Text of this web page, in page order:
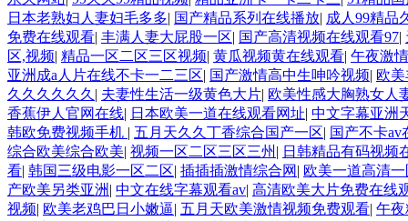
日本老熟妇人妻妇毛多多| 国产精品系列在线播放| 成人99精品
免费在线观看| 丰满人妻大屁股一区| 国产高清视频在线观看97|
区,视频| 精品一区二区三区视频| 黄瓜视频黄在线观看| 午夜激
亚洲成a人片在线不卡一二三区| 国产激情高中生呻吟视频| 欧美
久久久久久久 | 夫妻性生活一级黄色大片| 欧美性感大胸熟女人
香蕉伊人官网在线| 日本欧美一道在线观看网址| 中文字幕亚洲
韩欧免费视频手机 | 五月天久久丁香综合国产一区| 国产不卡av
综合欧美综合欧美| 视频一区二区三区三州 | 日韩精品有码视频
看| 韩国三级电影一区二区| 插插插激情综合网 | 欧美一道高清
产欧美另类亚洲 | 中文在线字幕观看av| 高清欧美大片免费在线
视频| 欧美老鸡巴日小嫩逼| 五月天欧美激情视频免费观看| 午